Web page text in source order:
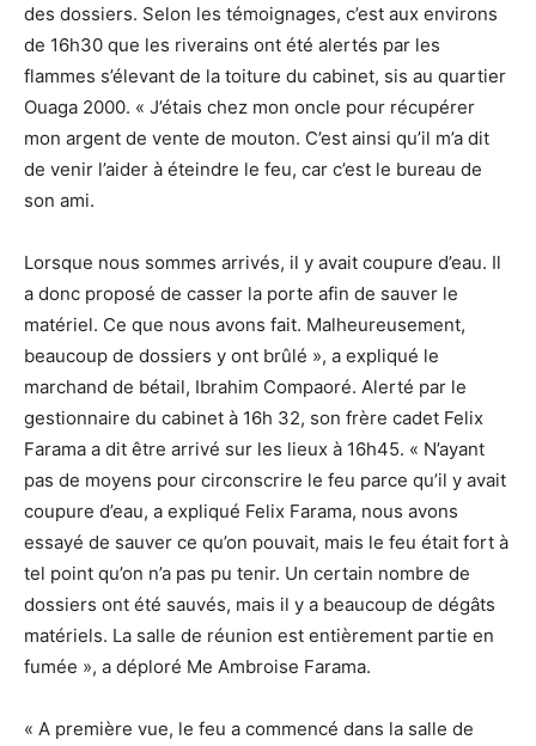
des dossiers. Selon les témoignages, c’est aux environs
de 16h30 que les riverains ont été alertés par les
flammes s’élevant de la toiture du cabinet, sis au quartier
Ouaga 2000. « J’étais chez mon oncle pour récupérer
mon argent de vente de mouton. C’est ainsi qu’il m’a dit
de venir l’aider à éteindre le feu, car c’est le bureau de
son ami.
Lorsque nous sommes arrivés, il y avait coupure d’eau. Il
a donc proposé de casser la porte afin de sauver le
matériel. Ce que nous avons fait. Malheureusement,
beaucoup de dossiers y ont brûlé », a expliqué le
marchand de bétail, Ibrahim Compaoré. Alerté par le
gestionnaire du cabinet à 16h 32, son frère cadet Felix
Farama a dit être arrivé sur les lieux à 16h45. « N’ayant
pas de moyens pour circonscrire le feu parce qu’il y avait
coupure d’eau, a expliqué Felix Farama, nous avons
essayé de sauver ce qu’on pouvait, mais le feu était fort à
tel point qu’on n’a pas pu tenir. Un certain nombre de
dossiers ont été sauvés, mais il y a beaucoup de dégâts
matériels. La salle de réunion est entièrement partie en
fumée », a déploré Me Ambroise Farama.
« A première vue, le feu a commencé dans la salle de